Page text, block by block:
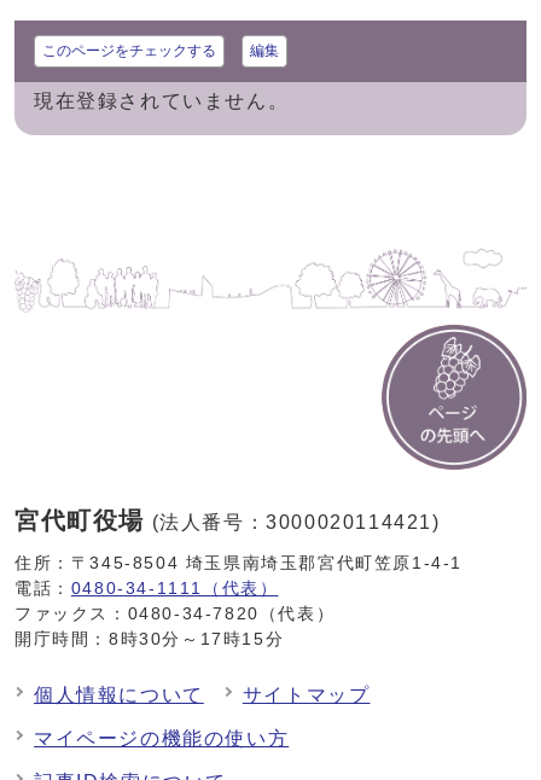
このページをチェックする 編集
現在登録されていません。
宮代町役場 (法人番号：3000020114421)
住所：〒345-8504 埼玉県南埼玉郡宮代町笠原1-4-1
電話： 0480-34-1111（代表）
ファックス：0480-34-7820（代表）
開庁時間：8時30分～17時15分
個人情報について サイトマップ
マイページの機能の使い方